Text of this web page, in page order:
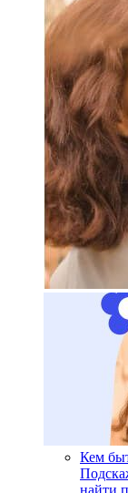
Кем
найти